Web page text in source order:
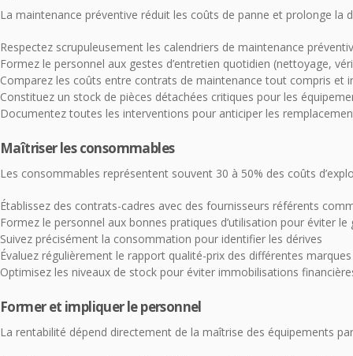
La maintenance préventive réduit les coûts de panne et prolonge la
Respectez scrupuleusement les calendriers de maintenance
Formez le personnel aux gestes d’entretien quotidien (nettoyage,
Comparez les coûts entre contrats de maintenance tout compris et
Constituez un stock de pièces détachées critiques pour les
Documentez toutes les interventions pour anticiper les
Maîtriser les consommables
Les consommables représentent souvent 30 à 50% des coûts
Établissez des contrats-cadres avec des fournisseurs référents
Formez le personnel aux bonnes pratiques d’utilisation pour éviter le
Suivez précisément la consommation pour identifier les dérives
Évaluez régulièrement le rapport qualité-prix des différentes marques
Optimisez les niveaux de stock pour éviter immobilisations
Former et impliquer le personnel
La rentabilité dépend directement de la maîtrise des équipements